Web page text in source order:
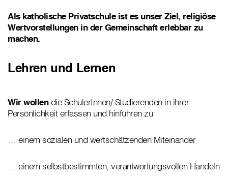
Als katholische Privatschule ist es unser Ziel, religiöse
Wertvorstellungen in der Gemeinschaft erlebbar zu
machen.
Lehren und Lernen
Wir wollendie SchülerInnen/ Studierenden in ihrer
Persönlichkeit erfassen und hinführen zu
… einem sozialen und wertschätzenden Miteinander
… einem selbstbestimmten, verantwortungsvollen Handeln